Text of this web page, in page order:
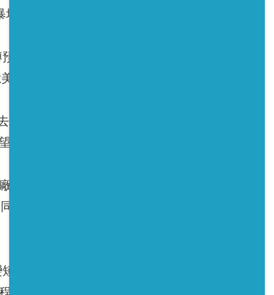
到340萬組。
估2050年前，企業將在家庭、工業級及電網規
元 （約16.8兆元台幣）。
8月已執行法規，要求車廠更盡責處理老電
美國跟進。
和許多新能源廠商，都在嘗試建立EV電池的售
1顆電池可以重覆獲利，有助降低未來EV電池
，導致充電次數增加，一般家用電動車大概10
車大概4年。